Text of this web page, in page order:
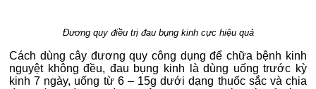
Đương quy điều trị đau bụng kinh cực hiệu quả
Cách dùng cây đương quy công dụng để chữa bệnh kinh
nguyệt không đều, đau bụng kinh là dùng uống trước kỳ
kinh 7 ngày, uống từ 6 – 15g dưới dạng thuốc sắc và chia